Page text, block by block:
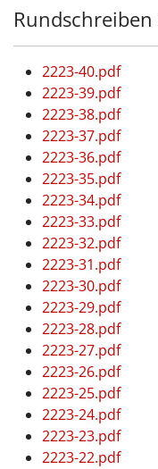
2223-40.pdf
2223-39.pdf
2223-38.pdf
2223-37.pdf
2223-36.pdf
2223-35.pdf
2223-34.pdf
2223-33.pdf
2223-32.pdf
2223-31.pdf
2223-30.pdf
2223-29.pdf
2223-28.pdf
2223-27.pdf
2223-26.pdf
2223-25.pdf
2223-24.pdf
2223-23.pdf
2223-22.pdf